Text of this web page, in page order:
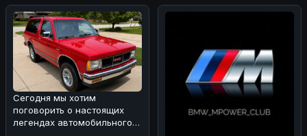
интересной ново
Maruti
Сегодня мы хотим
поговорить о настоящих
легендах автомобильного